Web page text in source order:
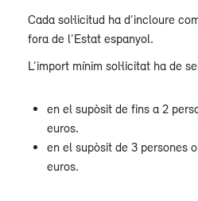
Cada sol·licitud ha d’incloure
fora de l’Estat espanyol.
L’import mínim sol·licitat ha de
en el supòsit de fins a 2
euros.
en el supòsit de 3 persones
euros.